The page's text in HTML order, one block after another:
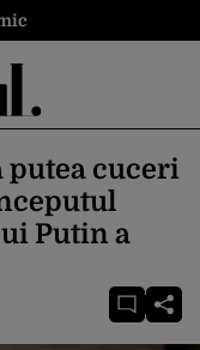
putea cuceri
Putin a